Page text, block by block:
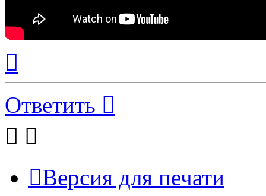
началу
Ответить
Версия для печати